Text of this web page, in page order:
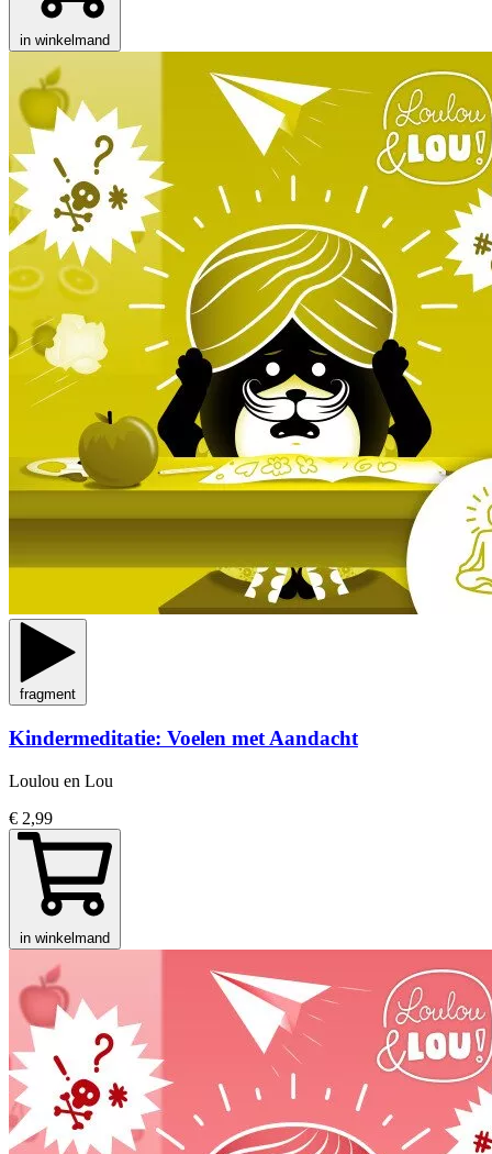
in winkelmand
fragment
Kindermeditatie: Voelen met Aandacht
Loulou en Lou
€ 2,99
in winkelmand